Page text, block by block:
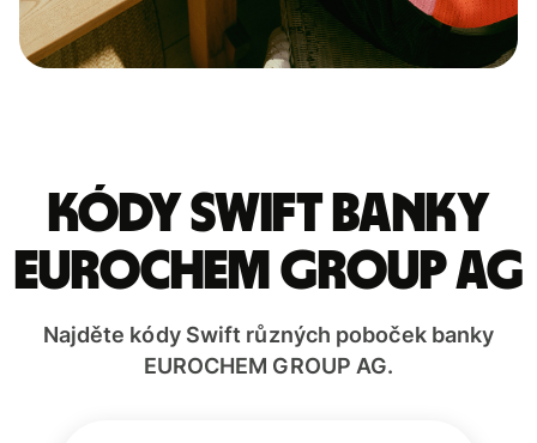
Kódy Swift banky
EUROCHEM GROUP AG
Najděte kódy Swift různých poboček banky
EUROCHEM GROUP AG.